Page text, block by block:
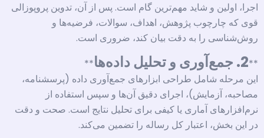
اجرا، اولین و شاید مهم‌ترین گام است. پس از آن، تدوین پروپوزالی
قوی که چارچوب پژوهش، اهداف، سوالات، فرضیه‌ها و
روش‌شناسی را به دقت بیان کند، ضروری است.
**2. جمع‌آوری و تحلیل داده‌ها
**
این مرحله شامل طراحی ابزارهای جمع‌آوری داده (پرسشنامه،
مصاحبه، آزمایش)، اجرای دقیق آن‌ها و سپس استفاده از
نرم‌افزارهای آماری یا کیفی برای تحلیل نتایج است. صحت و دقت
در این بخش، اعتبار کل رساله را تضمین می‌کند.